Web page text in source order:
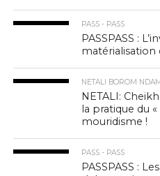
PASS - PASS
PASSPASS :
matérialisation
NETALI BOROM
NETALI:
la pratique du
mouridisme !
PASS - PASS
PASSPASS :